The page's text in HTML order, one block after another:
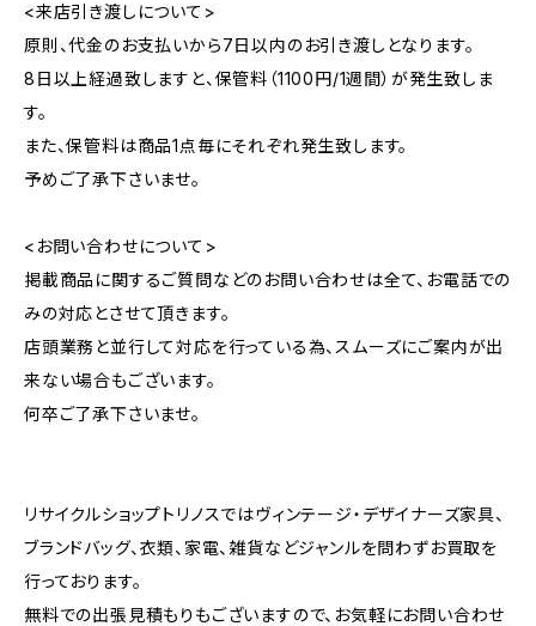
<来店引き渡しについて>
原則、代金のお支払いから7日以内のお引き渡しとなります。
8日以上経過致しますと、保管料（1100円/1週間）が発生致しま
す。
また、保管料は商品1点毎にそれぞれ発生致します。
予めご了承下さいませ。
<お問い合わせについて>
掲載商品に関するご質問などのお問い合わせは全て、お電話での
みの対応とさせて頂きます。
店頭業務と並行して対応を行っている為、スムーズにご案内が出
来ない場合もございます。
何卒ご了承下さいませ。
リサイクルショップトリノスではヴィンテージ・デザイナーズ家具、
ブランドバッグ、衣類、家電、雑貨などジャンルを問わずお買取を
行っております。
無料での出張見積もりもございますので、お気軽にお問い合わせ